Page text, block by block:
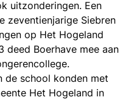
uitzonderingen. Een
zeventienjarige Siebren
op Het Hogeland
deed Boerhave mee aan
de school konden met
Het Hogeland in